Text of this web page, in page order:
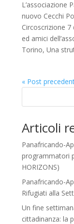
L’associazione
nuovo Cecchi
Circoscrizione
ed amici
Torino, Una
« Post
Articoli
Panafricando-
programmatori
HORIZONS)
Panafricando-
Rifugiati alla
Un fine
cittadinanza: la